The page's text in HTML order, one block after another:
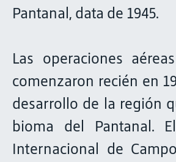
Pantanal, data de 1945.
Las operaciones
comenzaron recién en
desarrollo de la región
bioma del Pantanal.
Internacional de